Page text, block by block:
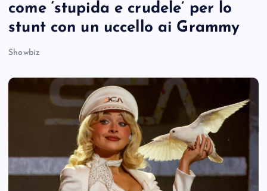
come ‘stupida e crudele’ per lo
stunt con un uccello ai Grammy
Showbiz